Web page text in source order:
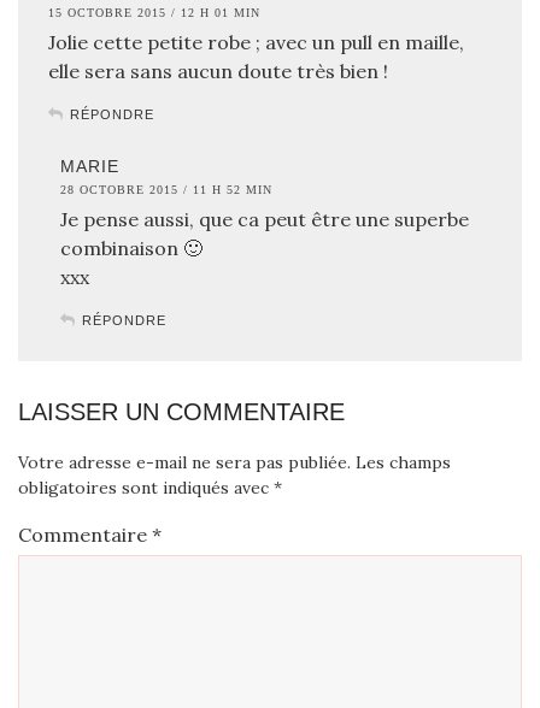
15 OCTOBRE 2015 / 12 H 01 MIN
Jolie cette petite robe ; avec un pull en maille,
elle sera sans aucun doute très bien !
RÉPONDRE
MARIE
28 OCTOBRE 2015 / 11 H 52 MIN
Je pense aussi, que ca peut être une superbe
combinaison 🙂
xxx
RÉPONDRE
LAISSER UN COMMENTAIRE
Votre adresse e-mail ne sera pas publiée. Les champs
obligatoires sont indiqués avec *
Commentaire *